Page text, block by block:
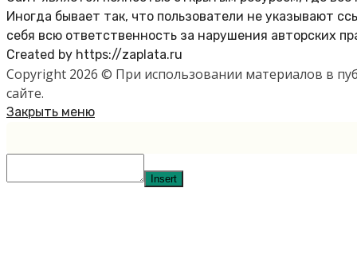
Иногда бывает так, что пользователи не указывают
себя всю ответственность за нарушения авторских
Created by https://zaplata.ru
Copyright 2026 © При использовании материалов в
сайте.
Закрыть меню
Insert